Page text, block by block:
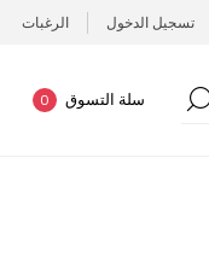
تسجيل الدخول الرغبات
سلة التسوق 0